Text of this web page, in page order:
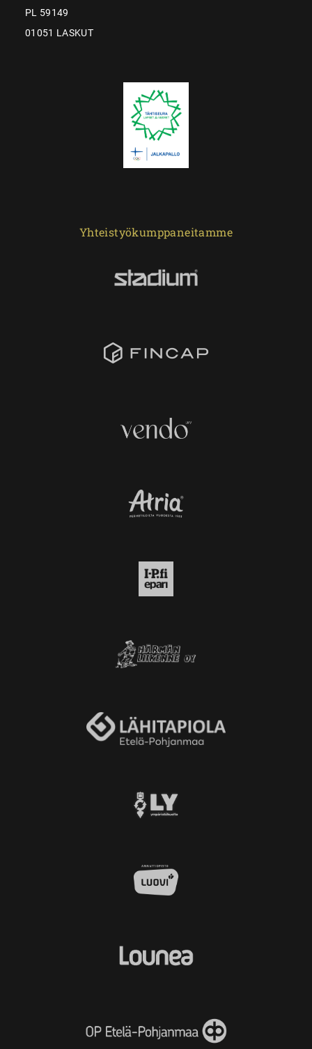
PL 59149
01051 LASKUT
Yhteistyökumppaneitamme